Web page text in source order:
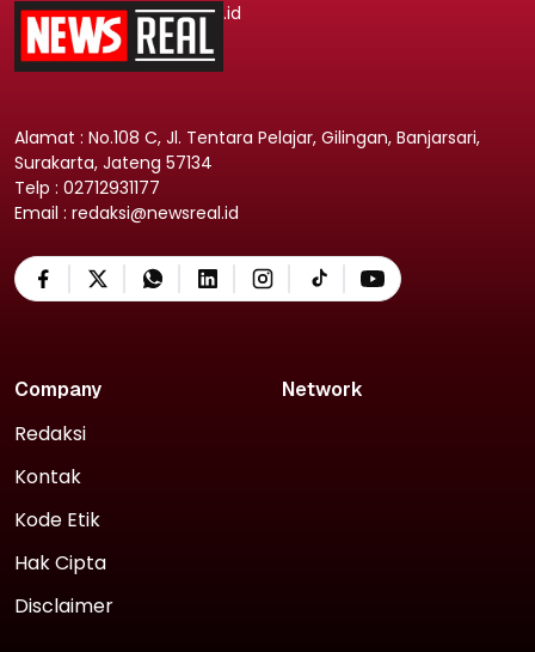
.id
Alamat : No.108 C, Jl. Tentara Pelajar, Gilingan, Banjarsari,
Surakarta, Jateng 57134
Telp : 02712931177
Email : redaksi@newsreal.id
Company
Redaksi
Kontak
Kode Etik
Hak Cipta
Disclaimer
Network